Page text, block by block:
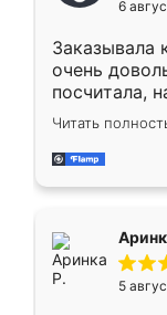
мебели6
Заказывала
очень
посчитала,
Замерщик
делу со
за день,
Читать
5